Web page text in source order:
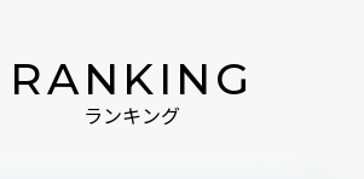
RANKING
ランキング